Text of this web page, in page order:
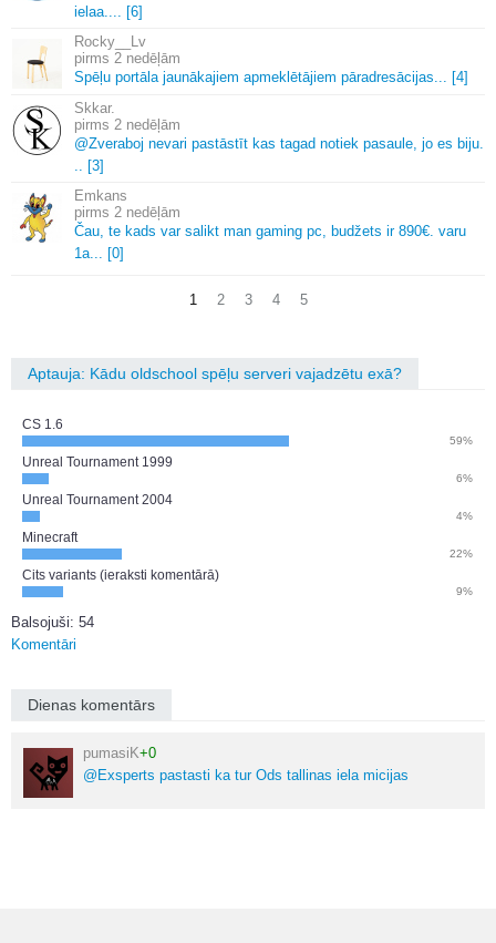
ielaa.... [6]
Rocky__Lv
2 nedēļām
Spēļu portāla jaunākajiem apmeklētājiem pāradresācijas... [4]
Skkar.
2 nedēļām
@Zveraboj nevari pastāstīt kas tagad notiek pasaule, jo es biju.
.. [3]
Emkans
2 nedēļām
Čau, te kads var salikt man gaming pc, budžets ir 890€. varu
1a... [0]
1 2 3 4 5
Aptauja: Kādu oldschool spēļu serveri vajadzētu exā?
CS 1.6
59%
Unreal Tournament 1999
6%
Unreal Tournament 2004
4%
Minecraft
22%
Cits variants (ieraksti komentārā)
9%
Balsojuši: 54
Komentāri
Dienas komentārs
pumasiK+0
@Exsperts pastasti ka tur Ods tallinas iela micijas